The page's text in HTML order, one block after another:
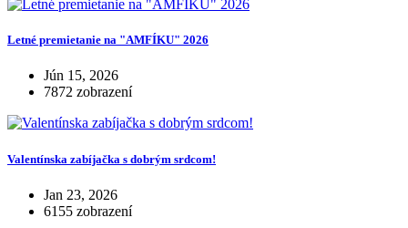
Letné premietanie na "AMFÍKU" 2026
Jún 15, 2026
7872 zobrazení
Valentínska zabíjačka s dobrým srdcom!
Jan 23, 2026
6155 zobrazení